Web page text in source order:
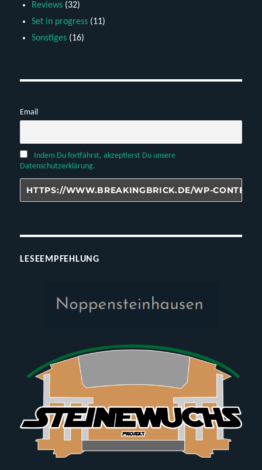
Reviews (32)
Set in progress (11)
Sonstiges (16)
Email
Indem Du fortfährst, akzeptierst Du unsere
Datenschutzerklärung.
LESEEMPFEHLUNG